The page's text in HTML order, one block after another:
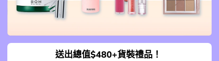
送出總值$480+貨裝禮品！